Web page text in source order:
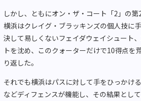
しかし、ともにオン・ザ・コート「2」の第
横浜はクレイグ・ブラッキンズの個人技に
決して易しくないフェイダウェイシュート
トを沈め、このクォーターだけで10得点を
り返した。
それでも横浜はパスに対して手をひっかけ
などディフェンスが機能し、その結果とし